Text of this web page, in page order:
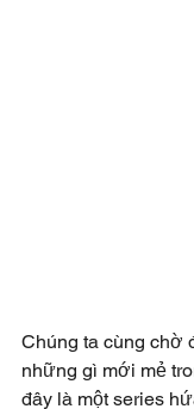
Chúng ta cùng chờ
những gì mới mẻ
đây là một series